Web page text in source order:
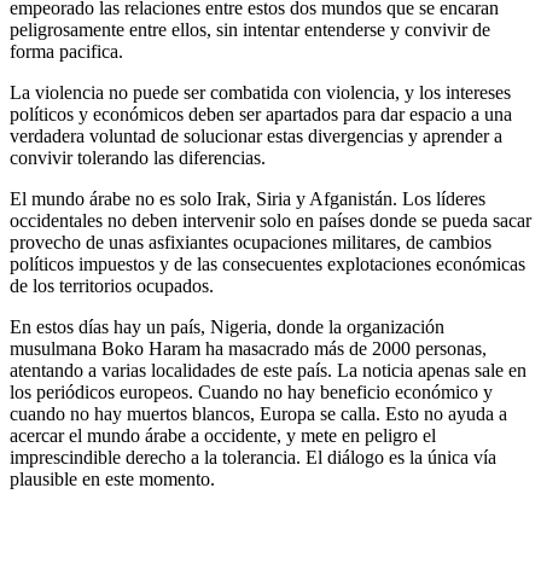
empeorado las relaciones entre estos dos mundos que se encaran
peligrosamente entre ellos, sin intentar entenderse y convivir de
forma pacifica.
La violencia no puede ser combatida con violencia, y los intereses
políticos y económicos deben ser apartados para dar espacio a una
verdadera voluntad de solucionar estas divergencias y aprender a
convivir tolerando las diferencias.
El mundo árabe no es solo Irak, Siria y Afganistán. Los líderes
occidentales no deben intervenir solo en países donde se pueda sacar
provecho de unas asfixiantes ocupaciones militares, de cambios
políticos impuestos y de las consecuentes explotaciones económicas
de los territorios ocupados.
En estos días hay un país, Nigeria, donde la organización
musulmana Boko Haram ha masacrado más de 2000 personas,
atentando a varias localidades de este país. La noticia apenas sale en
los periódicos europeos. Cuando no hay beneficio económico y
cuando no hay muertos blancos, Europa se calla. Esto no ayuda a
acercar el mundo árabe a occidente, y mete en peligro el
imprescindible derecho a la tolerancia. El diálogo es la única vía
plausible en este momento.